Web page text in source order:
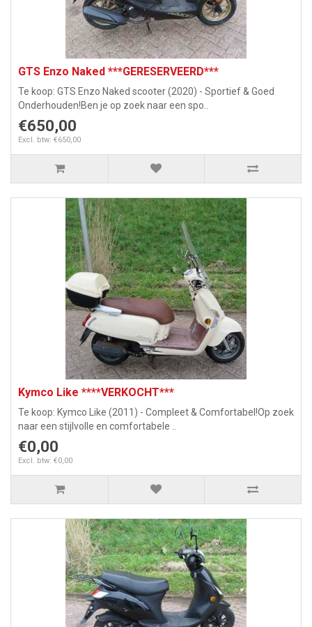
GTS Enzo Naked ***GERESERVEERD***
Te koop: GTS Enzo Naked scooter (2020) - Sportief & Goed
Onderhouden!Ben je op zoek naar een spo..
€650,00
Excl. btw: €650,00
Kymco Like ****VERKOCHT***
Te koop: Kymco Like (2011) - Compleet & Comfortabel!Op zoek
naar een stijlvolle en comfortabele ..
€0,00
Excl. btw: €0,00